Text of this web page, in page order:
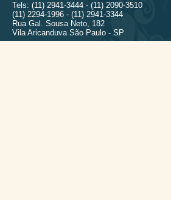
Tels: (11) 2941-3444 - (11) 2090-3510
(11) 2294-1996 - (11) 2941-3344
Rua Gal. Sousa Neto, 182
Vila Aricanduva São Paulo - SP